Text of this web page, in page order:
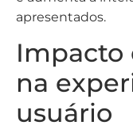
apresentados.
Impacto
na
usuário